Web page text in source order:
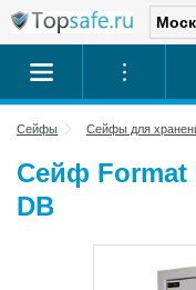
Сейфы Сейфы для
Сейф Format
DB